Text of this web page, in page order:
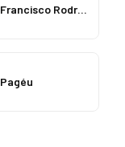
Francisco Rodrigues
Pagéu